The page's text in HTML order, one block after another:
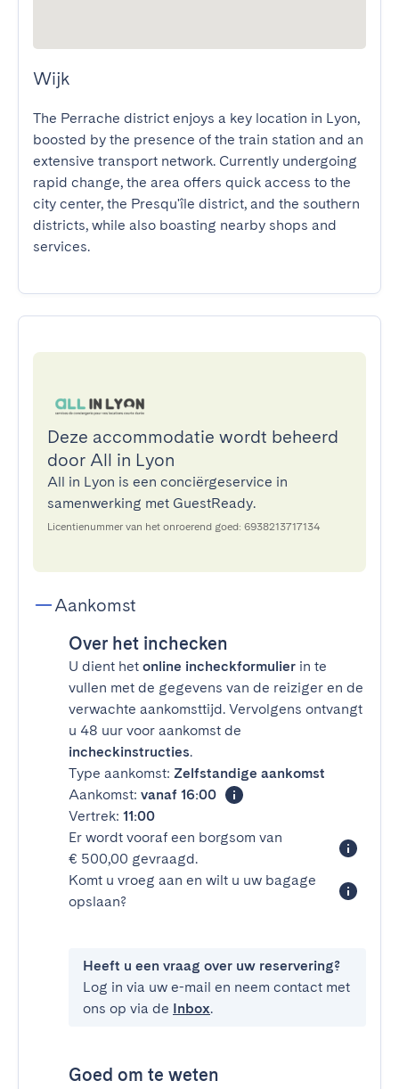
Wijk
The Perrache district enjoys a key location in Lyon,
boosted by the presence of the train station and an
extensive transport network. Currently undergoing
rapid change, the area offers quick access to the
city center, the Presqu'île district, and the southern
districts, while also boasting nearby shops and
services.
Deze accommodatie wordt beheerd
door All in Lyon
All in Lyon is een conciërgeservice in
samenwerking met GuestReady.
Licentienummer van het onroerend goed: 6938213717134
Aankomst
Over het inchecken
U dient het online incheckformulier in te
vullen met de gegevens van de reiziger en de
verwachte aankomsttijd. Vervolgens ontvangt
u 48 uur voor aankomst de
incheckinstructies.
Type aankomst: Zelfstandige aankomst
Aankomst: vanaf 16:00
Vertrek: 11:00
Er wordt vooraf een borgsom van
€ 500,00 gevraagd.
Komt u vroeg aan en wilt u uw bagage
opslaan?
Heeft u een vraag over uw reservering?
Log in via uw e-mail en neem contact met
ons op via de Inbox.
Goed om te weten